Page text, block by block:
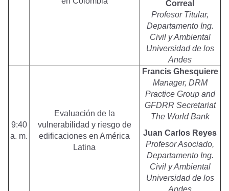
Correal
Profesor Titular,
Departamento Ing.
Civil y Ambiental
Universidad de los
Andes
9:40
a. m.
Evaluación de la
vulnerabilidad y riesgo de
edificaciones en América
Latina
Francis Ghesquiere
Manager, DRM
Practice Group and
GFDRR Secretariat
The World Bank
Juan Carlos Reyes
Profesor Asociado,
Departamento Ing.
Civil y Ambiental
Universidad de los
Andes